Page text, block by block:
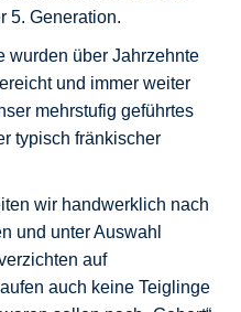
5. Generation.
wurden über Jahrzehnte
und immer weiter
mehrstufig geführtes
typisch fränkischer
wir handwerklich nach
und unter Auswahl
auf
auch keine Teiglinge